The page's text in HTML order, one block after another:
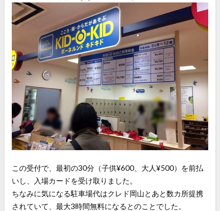
この受付で、最初の30分（子供¥600、大人¥500）を前払
いし、入場カードを受け取りました。
ちなみに気になる駐車場代はクレド岡山とあと数カ所提携
されていて、最大3時間無料になるとのことでした。